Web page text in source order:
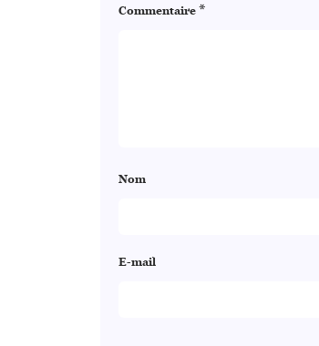
Commentaire*
Nom
E-mail